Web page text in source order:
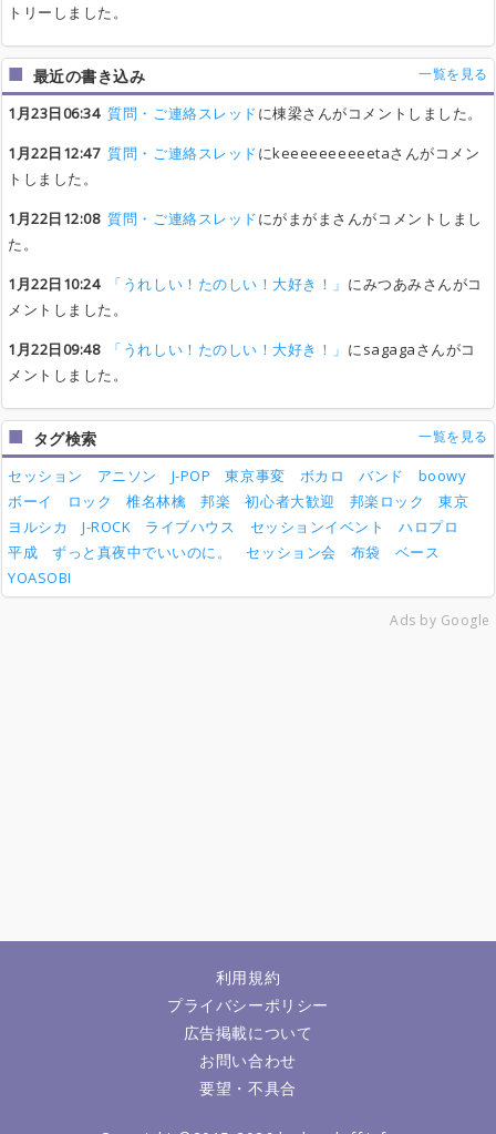
トリーしました。
最近の書き込み 一覧を見る
1月23日06:34 質問・ご連絡スレッドに棟梁さんがコメントしました。
1月22日12:47 質問・ご連絡スレッドにkeeeeeeeeeetaさんがコメン
トしました。
1月22日12:08 質問・ご連絡スレッドにがまがまさんがコメントしまし
た。
1月22日10:24
「うれしい！たのしい！大好き！」 にみつあみさんがコ
メントしました。
1月22日09:48
「うれしい！たのしい！大好き！」 にsagagaさんがコ
メントしました。
タグ検索 一覧を見る
セッション アニソン J-POP 東京事変 ボカロ バンド
boowy
ボーイ
ロック 椎名林檎 邦楽 初心者大歓迎 邦楽ロック
東京
ヨルシカ
J-ROCK ライブハウス セッションイベント
ハロプロ
平成
ずっと真夜中でいいのに。 セッション会 布袋
ベース
YOASOBI
Ads by Google
利用規約
プライバシーポリシー
広告掲載について
お問い合わせ
要望・不具合